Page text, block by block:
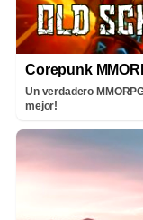
Corepunk
Un verdadero
mejor!